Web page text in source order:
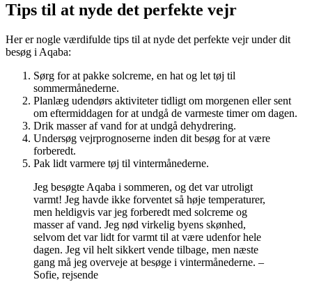
Tips til at nyde det perfekte vejr
Her er nogle værdifulde tips til at nyde det perfekte vejr under dit
besøg i Aqaba:
Sørg for at pakke solcreme, en hat og let tøj til
sommermånederne.
Planlæg udendørs aktiviteter tidligt om morgenen eller sent
om eftermiddagen for at undgå de varmeste timer om dagen.
Drik masser af vand for at undgå dehydrering.
Undersøg vejrprognoserne inden dit besøg for at være
forberedt.
Pak lidt varmere tøj til vintermånederne.
Jeg besøgte Aqaba i sommeren, og det var utroligt
varmt! Jeg havde ikke forventet så høje temperaturer,
men heldigvis var jeg forberedt med solcreme og
masser af vand. Jeg nød virkelig byens skønhed,
selvom det var lidt for varmt til at være udenfor hele
dagen. Jeg vil helt sikkert vende tilbage, men næste
gang må jeg overveje at besøge i vintermånederne. –
Sofie, rejsende